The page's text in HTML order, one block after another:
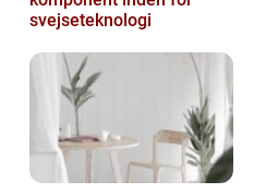
svejseteknologi